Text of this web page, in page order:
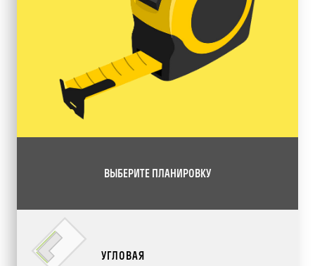
ВЫБЕРИТЕ ПЛАНИРОВКУ
УГЛОВАЯ